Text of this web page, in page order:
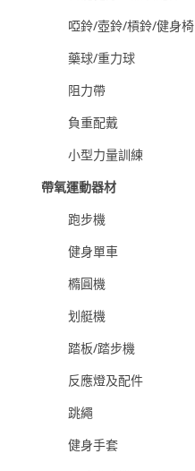
啞鈴/壺鈴/槓鈴/健身椅
藥球/重力球
阻力帶
負重配戴
小型力量訓練
帶氧運動器材
跑步機
健身單車
橢圓機
划艇機
踏板/踏步機
反應燈及配件
跳繩
健身手套